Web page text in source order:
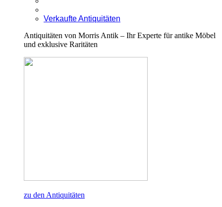
Verkaufte Antiquitäten
Antiquitäten von Morris Antik – Ihr Experte für antike Möbel
und exklusive Raritäten
zu den Antiquitäten